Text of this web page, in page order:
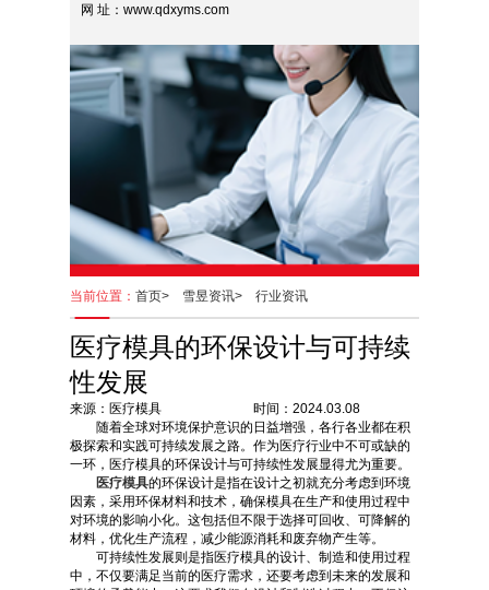
网 址：www.qdxyms.com
当前位置： 首页> 雪昱资讯> 行业资讯
医疗模具的环保设计与可持续
性发展
来源：医疗模具 时间：2024.03.08
随着全球对环境保护意识的日益增强，各行各业都在积
极探索和实践可持续发展之路。作为医疗行业中不可或缺的
一环，医疗模具的环保设计与可持续性发展显得尤为重要。
医疗模具的环保设计是指在设计之初就充分考虑到环境
因素，采用环保材料和技术，确保模具在生产和使用过程中
对环境的影响小化。这包括但不限于选择可回收、可降解的
材料，优化生产流程，减少能源消耗和废弃物产生等。
可持续性发展则是指医疗模具的设计、制造和使用过程
中，不仅要满足当前的医疗需求，还要考虑到未来的发展和